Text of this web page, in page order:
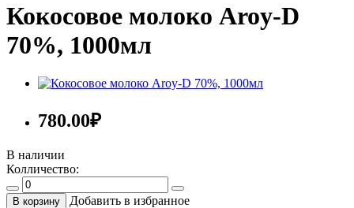
Кокосовое молоко Aroy-D
70%, 1000мл
780.00₽
В наличии
Колличество:
В корзину
Добавить в избранное